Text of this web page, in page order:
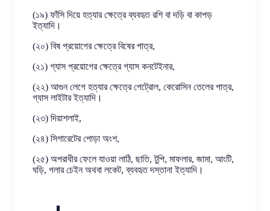
(১৯) ফাঁসি দিয়ে হত্যার ক্ষেত্রে ব্যবহৃত রশি বা দড়ি বা কাপড়
ইত্যাদি।
(২০) বিষ প্রয়োগের ক্ষেত্রে বিষের পাত্র,
(২১) গ্যাস প্রয়োগের ক্ষেত্রে গ্যাস কনটেইনার,
(২২) আগুন লেগে হত্যার ক্ষেত্রে পেট্রোল, কেরোসিন তেলের পাত্র,
গ্যাস লাইটার ইত্যাদি।
(২৩) দিয়াশলাই,
(২৪) সিগারেটের পোড়া অংশ,
(২৫) অপরাধীর ফেলে যাওয়া লাঠি, ছাতি, টুপি, মাফলার, জামা, আংটি,
ঘড়ি, গলার চেইন অথবা লকেট, ব্যবহৃত দস্তানা ইত্যাদি।